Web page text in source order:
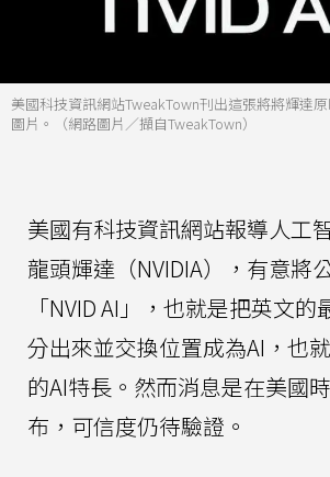
美國科技資訊網站TweakTown刊出這張將將輝達
圖片。（網路圖片／擷自TweakTown）
美國有科技資訊網站報導人工
龍頭輝達（NVIDIA），有意將
「NVID AI」，也就是把英文
分出來並交換位置成為AI，也
的AI特長。然而消息是在美國
布，可信度仍待驗證。